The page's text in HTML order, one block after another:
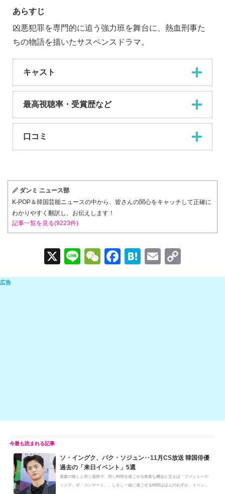
あらすじ
凶悪犯罪を専門的に追う強力班を舞台に、熱血刑事た
ちの物語を描いたサスペンスドラマ。
キャスト
最高視聴率・受賞歴など
口コミ
ダンミ ニュース部
K-POP＆韓国芸能ニュースの中から、皆さんの関心をキャッチして正確に
わかりやすく翻訳し、お伝えします！
記事一覧を見る(9223件)
X
Li
n
W
e
F
a
H
at
E
m o
ソ・イングク、パク・ソジュン‥11月CS放送 韓国俳優
過去の「来日イベント」5選
最愛の推しと同じ場所で、同じ時間を過ごせる貴重な機会と言えば「ファンミーテ
ィング」や「コンサート」。しかし一緒に過ごせる時間はほんのわずか。イベン...